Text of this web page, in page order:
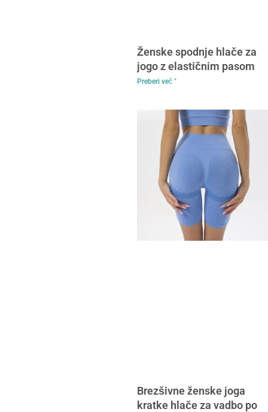
Ženske spodnje hlače za
jogo z elastičnim pasom
Preberi več "
Brezšivne ženske joga
kratke hlače za vadbo po